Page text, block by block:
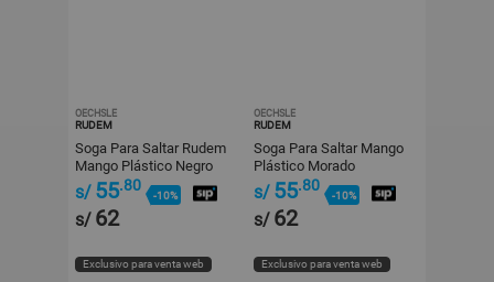
OECHSLE
RUDEM
Soga Para Saltar Rudem
Mango Plástico Negro
s/ 55.80
-10%
s/ 62
Exclusivo para venta web
OECHSLE
RUDEM
Soga Para Saltar Mango
Plástico Morado
s/ 55.80
-10%
s/ 62
Exclusivo para venta web